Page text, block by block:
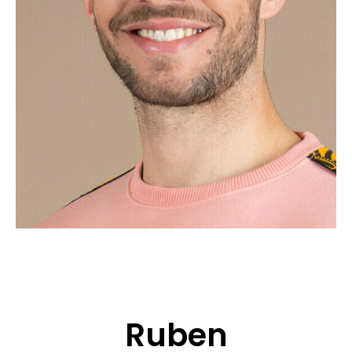
POP MUSICIENS
TALENTS INTERNATIONAUX
CANDIDATURE
NOS AGENCES
Ruben